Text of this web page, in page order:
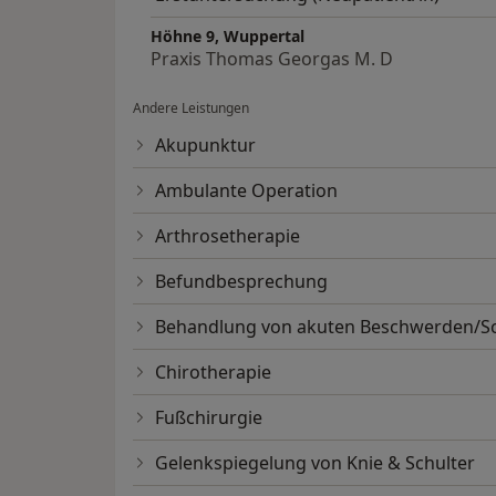
Höhne 9, Wuppertal
Praxis Thomas Georgas M. D
Andere Leistungen
Akupunktur
Ambulante Operation
Arthrosetherapie
Befundbesprechung
Behandlung von akuten Beschwerden/
Chirotherapie
Fußchirurgie
Gelenkspiegelung von Knie & Schulter